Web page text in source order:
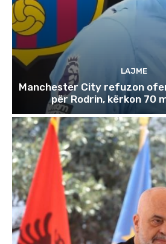
LAJME
Manchester City refuzon
për Rodrin, kërkon 70